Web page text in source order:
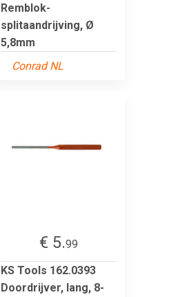
Remblok-
splitaandrijving, Ø
5,8mm
Conrad NL
€ 5.99
KS Tools 162.0393
Doordrijver, lang, 8-